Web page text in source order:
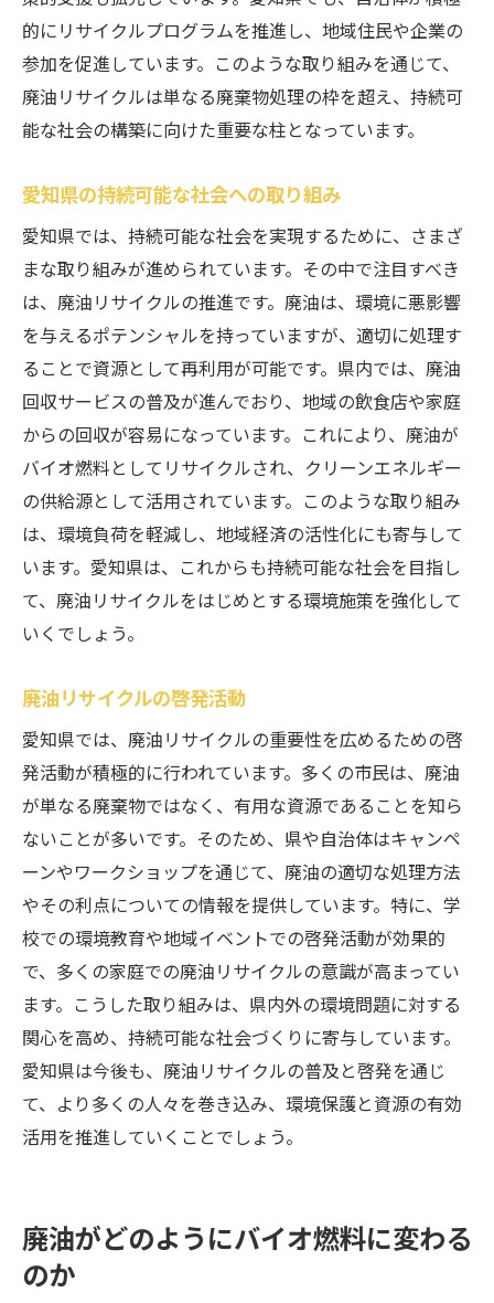
的にリサイクルプログラムを推進し、地域住民や企業の
参加を促進しています。このような取り組みを通じて、
廃油リサイクルは単なる廃棄物処理の枠を超え、持続可
能な社会の構築に向けた重要な柱となっています。
愛知県の持続可能な社会への取り組み
愛知県では、持続可能な社会を実現するために、さまざ
まな取り組みが進められています。その中で注目すべき
は、廃油リサイクルの推進です。廃油は、環境に悪影響
を与えるポテンシャルを持っていますが、適切に処理す
ることで資源として再利用が可能です。県内では、廃油
回収サービスの普及が進んでおり、地域の飲食店や家庭
からの回収が容易になっています。これにより、廃油が
バイオ燃料としてリサイクルされ、クリーンエネルギー
の供給源として活用されています。このような取り組み
は、環境負荷を軽減し、地域経済の活性化にも寄与して
います。愛知県は、これからも持続可能な社会を目指し
て、廃油リサイクルをはじめとする環境施策を強化して
いくでしょう。
廃油リサイクルの啓発活動
愛知県では、廃油リサイクルの重要性を広めるための啓
発活動が積極的に行われています。多くの市民は、廃油
が単なる廃棄物ではなく、有用な資源であることを知ら
ないことが多いです。そのため、県や自治体はキャンペ
ーンやワークショップを通じて、廃油の適切な処理方法
やその利点についての情報を提供しています。特に、学
校での環境教育や地域イベントでの啓発活動が効果的
で、多くの家庭での廃油リサイクルの意識が高まってい
ます。こうした取り組みは、県内外の環境問題に対する
関心を高め、持続可能な社会づくりに寄与しています。
愛知県は今後も、廃油リサイクルの普及と啓発を通じ
て、より多くの人々を巻き込み、環境保護と資源の有効
活用を推進していくことでしょう。
廃油がどのようにバイオ燃料に変わる
のか